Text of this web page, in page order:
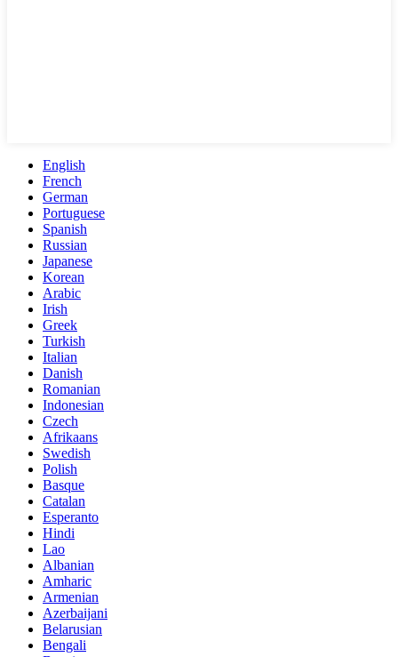
English
French
German
Portuguese
Spanish
Russian
Japanese
Korean
Arabic
Irish
Greek
Turkish
Italian
Danish
Romanian
Indonesian
Czech
Afrikaans
Swedish
Polish
Basque
Catalan
Esperanto
Hindi
Lao
Albanian
Amharic
Armenian
Azerbaijani
Belarusian
Bengali